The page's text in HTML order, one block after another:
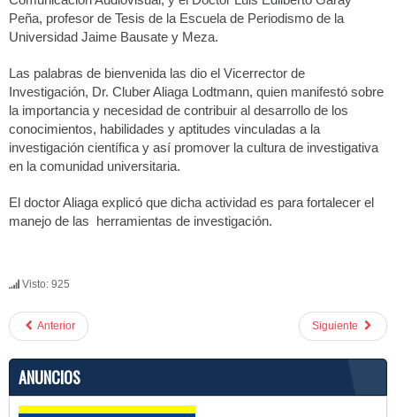
Peña, profesor de Tesis de la Escuela de Periodismo de la
Universidad Jaime Bausate y Meza.
Las palabras de bienvenida las dio el Vicerrector de
Investigación, Dr. Cluber Aliaga Lodtmann, quien manifestó sobre
la importancia y necesidad de contribuir al desarrollo de los
conocimientos, habilidades y aptitudes vinculadas a la
investigación científica y así promover la cultura de investigativa
en la comunidad universitaria.
El doctor Aliaga explicó que dicha actividad es para fortalecer el
manejo de las herramientas de investigación.
Visto: 925
Anterior Siguiente
ANUNCIOS